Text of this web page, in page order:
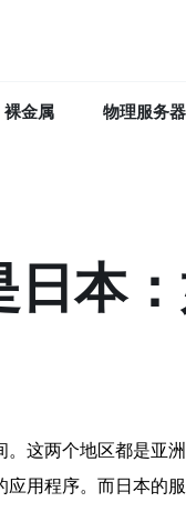
裸金属 物理服务器
本
这两个地区都是亚
用程序。而日本的